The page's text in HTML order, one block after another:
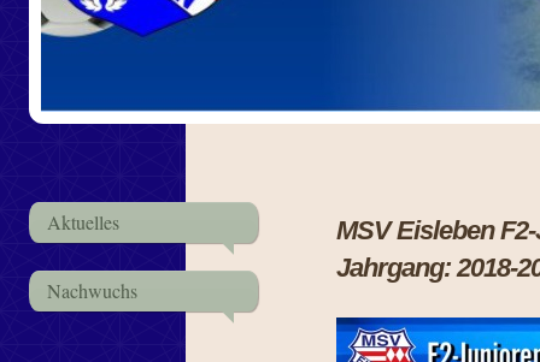
Aktuelles
Nachwuchs
MSV
Jahrgang: 2018-